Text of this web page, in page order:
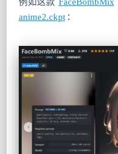
anime2.ckpt ：